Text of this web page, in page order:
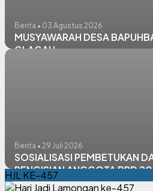
Berita • 03 Agustus 2026
MUSYAWARAH DESA
GLAGAH
Berita • 29 Juli 2026
SOSIALISASI PEMBETUKAN
PENGISIAN ANGGOTA BPD
DUKUTUNGGAL KECAMATAN
HJL KE-457